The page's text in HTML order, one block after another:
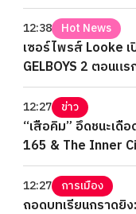
12:38 Hot News
เซอร์ไพรส์ Looke เ
GELBOYS 2 ตอนแ
12:27 ข่าว
“เสือคิม” อึดชนะเดื
165 & The Inner
12:27 การเมือง
ถอดบทเรียนกราดยิ